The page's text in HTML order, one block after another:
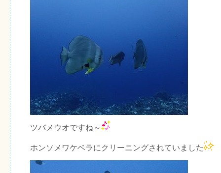
ツバメウオですね～
ホンソメワケベラにクリーニングされていました